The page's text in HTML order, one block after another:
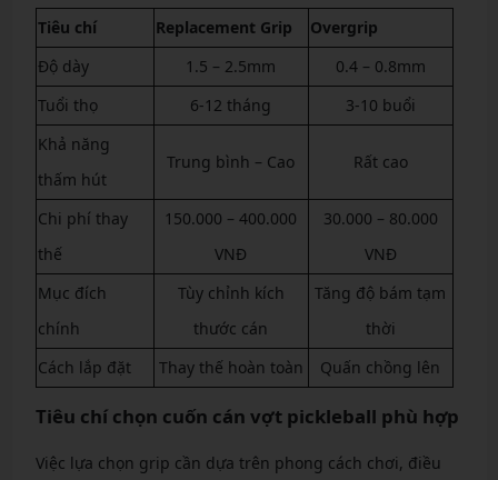
Tiêu chí Replacement Grip
Overgrip
Độ dày
1.5 – 2.5mm
0.4 – 0.8mm
Tuổi thọ
6-12 tháng
3-10 buổi
Khả năng
thấm hút
Trung bình – Cao Rất cao
Chi phí thay
thế
150.000 – 400.000
VNĐ
30.000 – 80.000
VNĐ
Mục đích
chính
Tùy chỉnh kích
thước cán
Tăng độ bám tạm
thời
Cách lắp đặt
Thay thế hoàn toàn Quấn chồng lên
Tiêu chí chọn cuốn cán vợt pickleball phù hợp
Việc lựa chọn grip cần dựa trên phong cách chơi, điều